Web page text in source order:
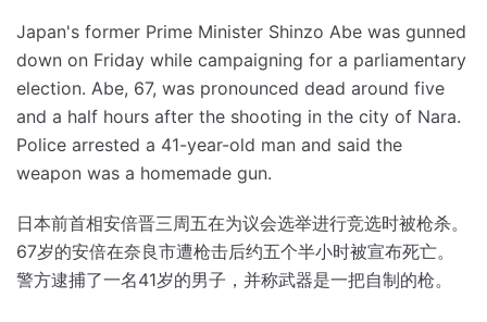
Japan's former Prime Minister Shinzo Abe was gunned
down on Friday while campaigning for a parliamentary
election. Abe, 67, was pronounced dead around five
and a half hours after the shooting in the city of Nara.
Police arrested a 41-year-old man and said the
weapon was a homemade gun.
日本前首相安倍晋三周五在为议会选举进行竞选时被枪杀。
67岁的安倍在奈良市遭枪击后约五个半小时被宣布死亡。
警方逮捕了一名41岁的男子，并称武器是一把自制的枪。